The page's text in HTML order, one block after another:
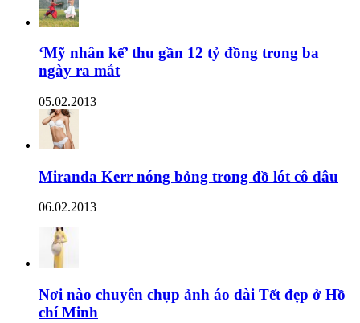
‘Mỹ nhân kế’ thu gần 12 tỷ đồng trong ba
ngày ra mắt
05.02.2013
Miranda Kerr nóng bỏng trong đồ lót cô dâu
06.02.2013
Nơi nào chuyên chụp ảnh áo dài Tết đẹp ở Hồ
chí Minh